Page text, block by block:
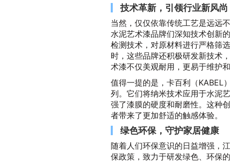
技术革新，引领行业新风尚
当然，仅仅依靠传统工艺是远远
水泥艺术漆品牌们深知技术创新
检测技术，对原材料进行严格筛
时，这些品牌还积极研发新技术
术漆不仅美观耐用，更易于维护和
值得一提的是，卡百利（KABEL
列。它们将纳米技术应用于水泥
强了漆膜的硬度和耐磨性。这种
者带来了更加舒适的触感体验。
绿色环保，守护家居健康
随着人们环保意识的日益增强，
保政策，致力于研发绿色、环保